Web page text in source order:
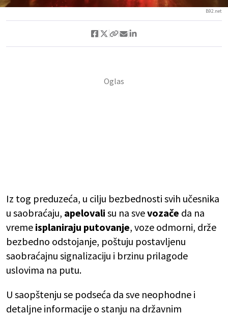
B92.net
Iz tog preduzeća, u cilju bezbednosti svih učesnika
u saobraćaju, apelovali su na svevozače da na
vreme isplaniraju putovanje, voze odmorni, drže
bezbedno odstojanje, poštuju postavljenu
saobraćajnu signalizaciju i brzinu prilagode
uslovima na putu.
U saopštenju se podseća da sve neophodne i
detaljne informacije o stanju na državnim